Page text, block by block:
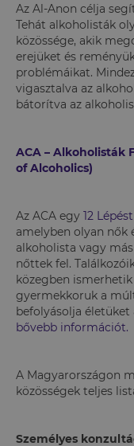
Az Al-Anon célja
Tehát alkoholisták
közössége, akik
erejüket és
problémáikat.
vigasztalva az
bátorítva az
ACA – Alkoholisták
of Alcoholics)
Az ACA egy 12 Lépést
amelyben olyan nők
alkoholista vagy
nőttek fel.
közegben
gyermekkoruk a
befolyásolja életüket
bővebb információt.
A Magyarországon
közösségek teljes
Személyes